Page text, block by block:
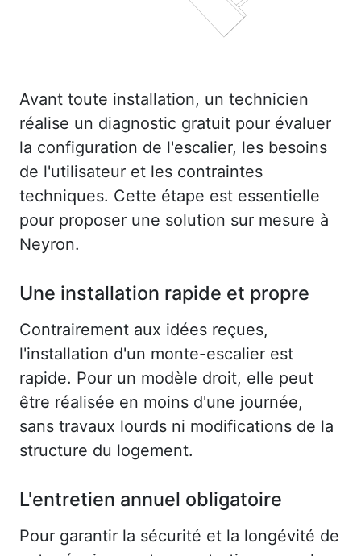
Avant toute installation, un technicien
réalise un diagnostic gratuit pour évaluer
la configuration de l'escalier, les besoins
de l'utilisateur et les contraintes
techniques. Cette étape est essentielle
pour proposer une solution sur mesure à
Neyron.
Une installation rapide et propre
Contrairement aux idées reçues,
l'installation d'un monte-escalier est
rapide. Pour un modèle droit, elle peut
être réalisée en moins d'une journée,
sans travaux lourds ni modifications de la
structure du logement.
L'entretien annuel obligatoire
Pour garantir la sécurité et la longévité de